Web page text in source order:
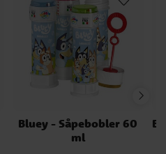
Bluey - Såpebobler 60
ml